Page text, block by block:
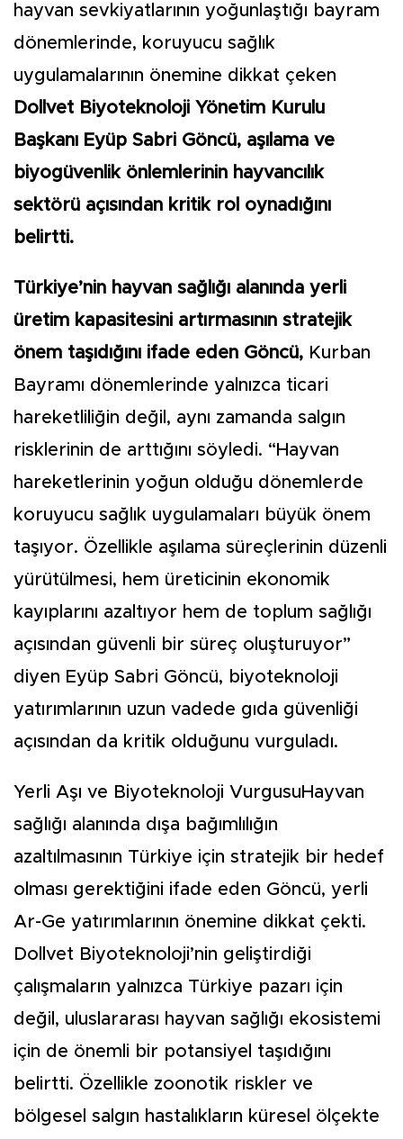
hayvan sevkiyatlarının yoğunlaştığı bayram
dönemlerinde, koruyucu sağlık
uygulamalarının önemine dikkat çeken
Dollvet Biyoteknoloji Yönetim Kurulu
Başkanı Eyüp Sabri Göncü, aşılama ve
biyogüvenlik önlemlerinin hayvancılık
sektörü açısından kritik rol oynadığını
belirtti.
Türkiye’nin hayvan sağlığı alanında yerli
üretim kapasitesini artırmasının stratejik
önem taşıdığını ifade eden Göncü, Kurban
Bayramı dönemlerinde yalnızca ticari
hareketliliğin değil, aynı zamanda salgın
risklerinin de arttığını söyledi. “Hayvan
hareketlerinin yoğun olduğu dönemlerde
koruyucu sağlık uygulamaları büyük önem
taşıyor. Özellikle aşılama süreçlerinin düzenli
yürütülmesi, hem üreticinin ekonomik
kayıplarını azaltıyor hem de toplum sağlığı
açısından güvenli bir süreç oluşturuyor”
diyen Eyüp Sabri Göncü, biyoteknoloji
yatırımlarının uzun vadede gıda güvenliği
açısından da kritik olduğunu vurguladı.
Yerli Aşı ve Biyoteknoloji VurgusuHayvan
sağlığı alanında dışa bağımlılığın
azaltılmasının Türkiye için stratejik bir hedef
olması gerektiğini ifade eden Göncü, yerli
Ar-Ge yatırımlarının önemine dikkat çekti.
Dollvet Biyoteknoloji’nin geliştirdiği
çalışmaların yalnızca Türkiye pazarı için
değil, uluslararası hayvan sağlığı ekosistemi
için de önemli bir potansiyel taşıdığını
belirtti. Özellikle zoonotik riskler ve
bölgesel salgın hastalıkların küresel ölçekte